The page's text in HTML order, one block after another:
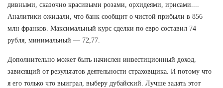
дивными, сказочно красивыми розами, орхидеями, ирисами....
Аналитики ожидали, что банк сообщит о чистой прибыли в 856
млн франков. Максимальный курс сделки по евро составил 74
рубля, минимальный — 72,77.
Дополнительно может быть начислен инвестиционный доход,
зависящий от результатов деятельности страховщика. И потому что
я его только что выиграл, выберу дубайский. Лучше задать этот